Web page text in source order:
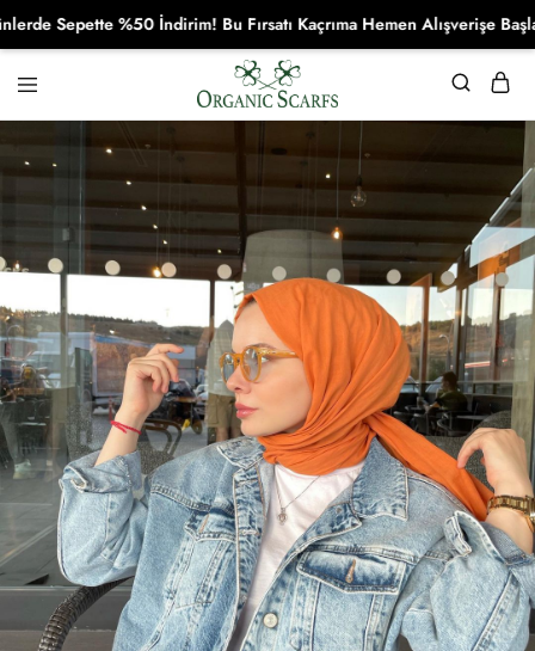
Organikscarf
Sepette %50 İndirim! Bu Fırsatı Kaçrıma Hemen Alışverişe Başla!